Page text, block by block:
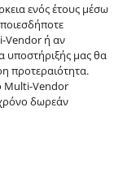
ενός έτους μέσω
Vendor ή αν
υποστήριξής μας θα
προτεραιότητα.
Multi-Vendor
δωρεάν